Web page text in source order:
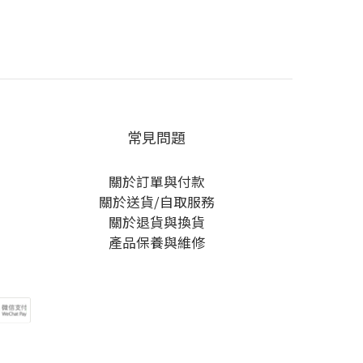
常見問題
關於訂單與付款
關於送貨/自取服務
關於退貨與換貨
產品保養與維修